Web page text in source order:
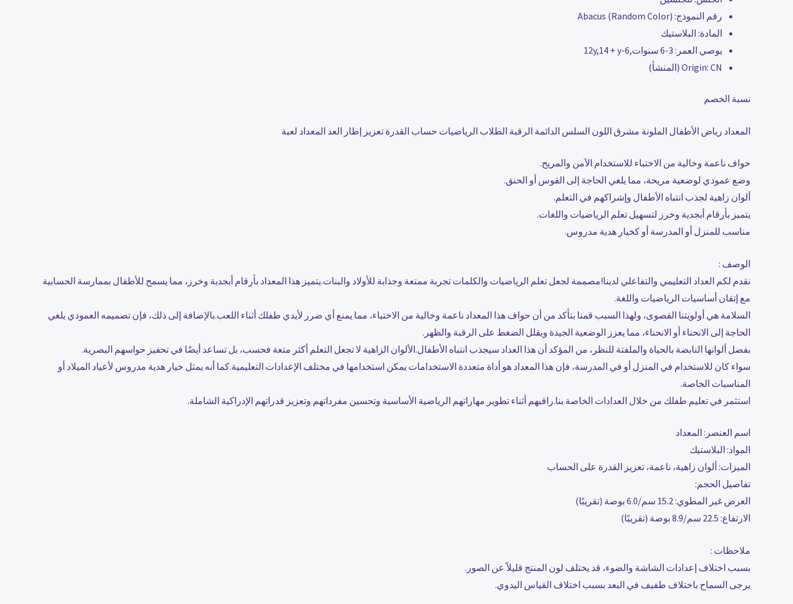
رقم النموذج: Abacus (Random Color)
المادة: البلاستيك
يوصي العمر: 3-6 سنوات,6-12y,14 + y
Origin: CN (المنشأ)
نسبة الخصم
المعداد رياض الأطفال الملونة مشرق اللون السلس الدائمة الرقبة الطلاب الرياضيات حساب القدرة تعزيز إطار العد المعداد لعبة
حواف ناعمة وخالية من الاختباء للاستخدام الآمن والمريح.
وضع عمودي لوضعية مريحة، مما يلغي الحاجة إلى القوس أو الحنق.
ألوان زاهية لجذب انتباه الأطفال وإشراكهم في التعلم.
يتميز بأرقام أبجدية وخرز لتسهيل تعلم الرياضيات واللغات.
مناسب للمنزل أو المدرسة أو كخيار هدية مدروس.
الوصف :
نقدم لكم العداد التعليمي والتفاعلي لدينا!مصممة لجعل تعلم الرياضيات والكلمات تجربة ممتعة وجذابة للأولاد والبنات.يتميز هذا المعداد بأرقام أبجدية وخرز، مما يسمح للأطفال بممارسة الحسابية
مع إتقان أساسيات الرياضيات واللغة.
السلامة هي أولويتنا القصوى، ولهذا السبب قمنا بتأكد من أن حواف هذا المعداد ناعمة وخالية من الاختباء، مما يمنع أي ضرر لأيدي طفلك أثناء اللعب.بالإضافة إلى ذلك، فإن تصميمه العمودي يلغي
الحاجة إلى الانحناء أو الانحناء، مما يعزز الوضعية الجيدة ويقلل الضغط على الرقبة والظهر.
بفضل ألوانها النابضة بالحياة والملفتة للنظر، من المؤكد أن هذا العداد سيجذب انتباه الأطفال.الألوان الزاهية لا تجعل التعلم أكثر متعة فحسب، بل تساعد أيضًا في تحفيز حواسهم البصرية.
سواء كان للاستخدام في المنزل أو في المدرسة، فإن هذا المعداد هو أداة متعددة الاستخدامات يمكن استخدامها في مختلف الإعدادات التعليمية.كما أنه يمثل خيار هدية مدروس لأعياد الميلاد أو
المناسبات الخاصة.
استثمر في تعليم طفلك من خلال العدادات الخاصة بنا.راقبهم أثناء تطوير مهاراتهم الرياضية الأساسية وتحسين مفرداتهم وتعزيز قدراتهم الإدراكية الشاملة.
اسم العنصر: المعداد
المواد: البلاستيك
الميزات: ألوان زاهية، ناعمة، تعزيز القدرة على الحساب
تفاصيل الحجم:
العرض غير المطوي: 15.2 سم/6.0 بوصة (تقريبًا)
الارتفاع: 22.5 سم/8.9 بوصة (تقريبًا)
ملاحظات :
بسبب اختلاف إعدادات الشاشة والضوء، قد يختلف لون المنتج قليلاً عن الصور.
يرجى السماح باختلاف طفيف في البعد بسبب اختلاف القياس اليدوي.